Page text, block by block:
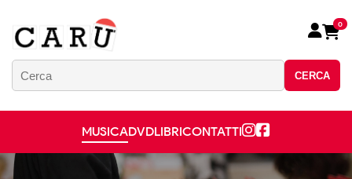
CERCA
0
MUSICADVDLIBRICONTATTI